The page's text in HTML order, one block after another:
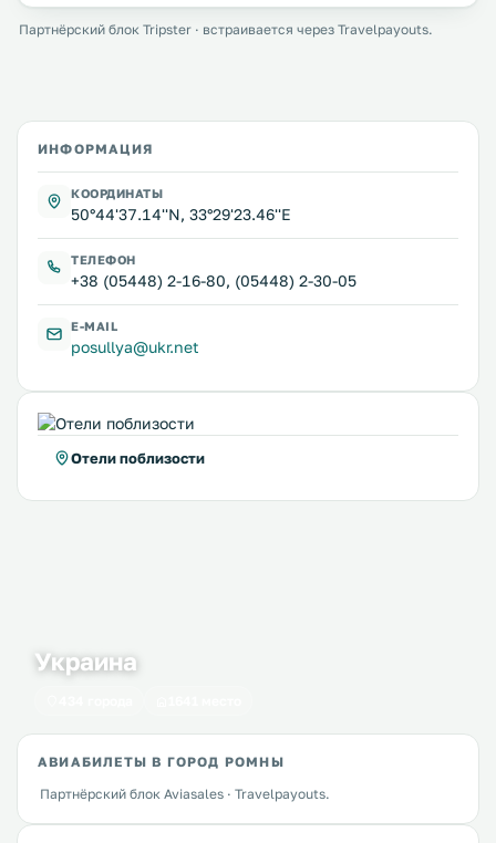
Партнёрский блок Tripster · встраивается через Travelpayouts.
ИНФОРМАЦИЯ
КООРДИНАТЫ
50°44'37.14''N, 33°29'23.46''E
ТЕЛЕФОН
+38 (05448) 2-16-80, (05448) 2-30-05
E-MAIL
posullya@ukr.net
Отели поблизости
Украина
АВИАБИЛЕТЫ В ГОРОД РОМНЫ
Партнёрский блок Aviasales · Travelpayouts.